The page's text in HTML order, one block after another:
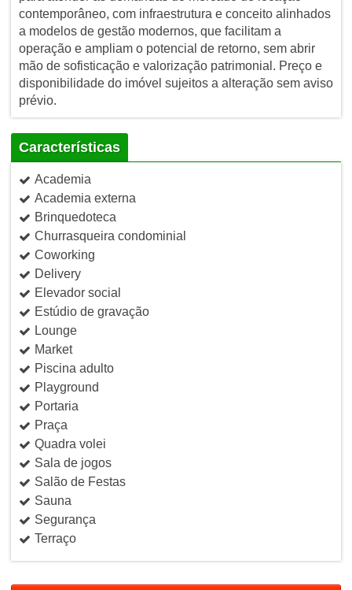
contemporâneo, com infraestrutura e conceito alinhados
a modelos de gestão modernos, que facilitam a
operação e ampliam o potencial de retorno, sem abrir
mão de sofisticação e valorização patrimonial. Preço e
disponibilidade do imóvel sujeitos a alteração sem aviso
prévio.
Características
Academia
Academia externa
Brinquedoteca
Churrasqueira condominial
Coworking
Delivery
Elevador social
Estúdio de gravação
Lounge
Market
Piscina adulto
Playground
Portaria
Praça
Quadra volei
Sala de jogos
Salão de Festas
Sauna
Segurança
Terraço